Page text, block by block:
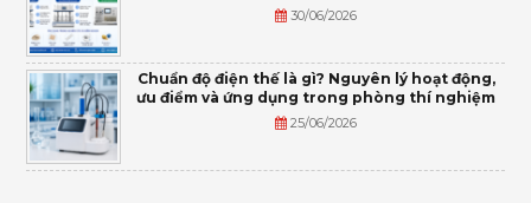
30/06/2026
Chuẩn độ điện thế là gì? Nguyên lý hoạt động,
ưu điểm và ứng dụng trong phòng thí nghiệm
25/06/2026